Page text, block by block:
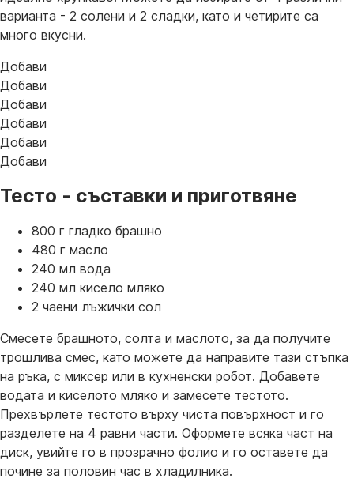
варианта - 2 солени и 2 сладки, като и четирите са
много вкусни.
Добави
Добави
Добави
Добави
Добави
Добави
Тесто - съставки и приготвяне
800 г гладко брашно
480 г масло
240 мл вода
240 мл кисело мляко
2 чаени лъжички сол
Смесете брашното, солта и маслото, за да получите
трошлива смес, като можете да направите тази стъпка
на ръка, с миксер или в кухненски робот. Добавете
водата и киселото мляко и замесете тестото.
Прехвърлете тестото върху чиста повърхност и го
разделете на 4 равни части. Оформете всяка част на
диск, увийте го в прозрачно фолио и го оставете да
почине за половин час в хладилника.